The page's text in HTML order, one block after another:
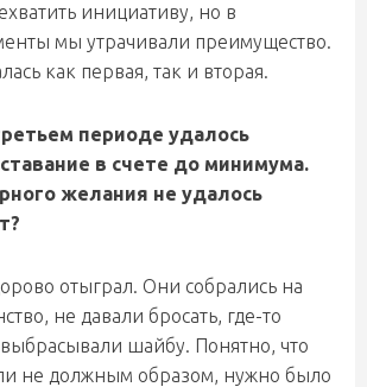
инициативу, но в
мы утрачивали преимущество.
как первая, так и вторая.
периоде удалось
в счете до минимума.
желания не удалось
отыграл. Они собрались на
не давали бросать, где-то
шайбу. Понятно, что
не должным образом, нужно было